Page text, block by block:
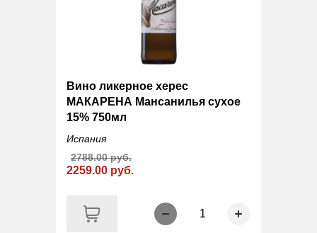
Вино ликерное херес
МАКАРЕНА Мансанилья сухое
15% 750мл
Испания
2259.00 руб.
2788.00 руб.
1